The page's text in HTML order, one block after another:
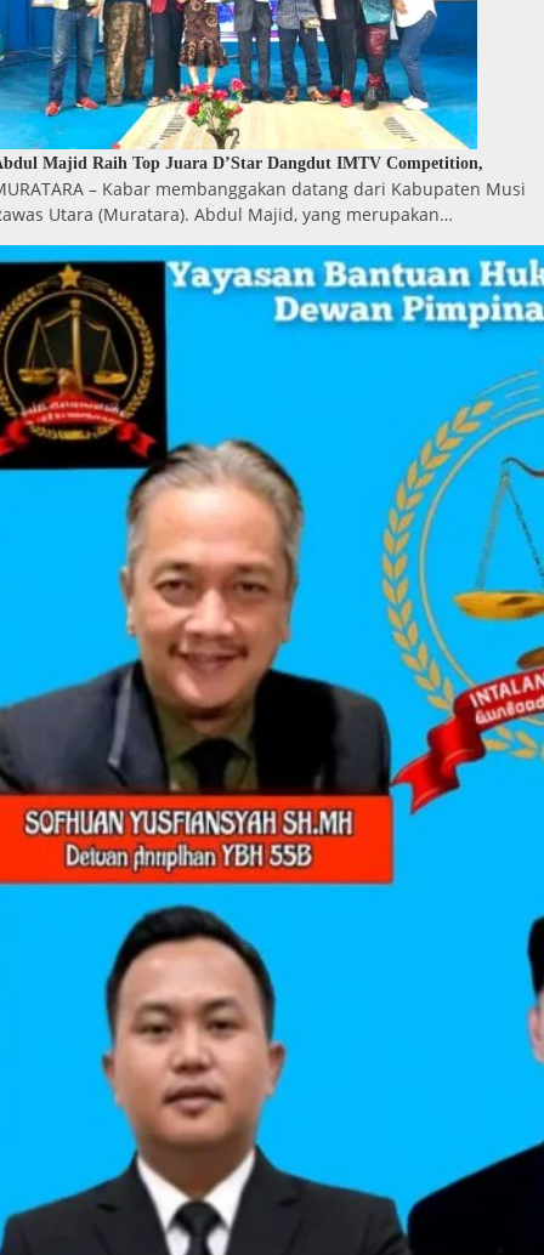
Majid Raih Top Juara D’Star Dangdut IMTV Competition,
– Kabar membanggakan datang dari Kabupaten Musi
Utara (Muratara). Abdul Majid, yang merupakan…